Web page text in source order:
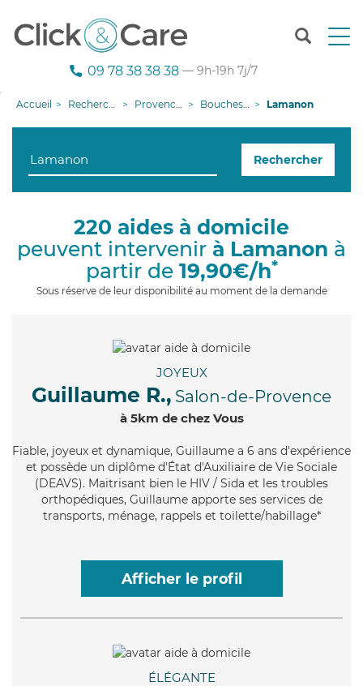
T
n
g
i
09 78 38 38 38 — 9h-19h 7j/7
Accueil Recherche aide à domicile Provence-Alpes-Côte d'Azur Bouches-du-Rhône Lamanon
Rechercher
220 aides à domicile
peuvent intervenir à Lamanon à
partir de 19,90€/h*
Sous réserve de leur disponibilité au moment de la demande
JOYEUX
Guillaume R., Salon-de-Provence
à 5km de chez Vous
Fiable, joyeux et dynamique, Guillaume a 6 ans d'expérience
et possède un diplôme d'État d'Auxiliaire de Vie Sociale
(DEAVS). Maitrisant bien le HIV / Sida et les troubles
orthopédiques, Guillaume apporte ses services de
transports, ménage, rappels et toilette/habillage*
Afficher le profil
ÉLÉGANTE